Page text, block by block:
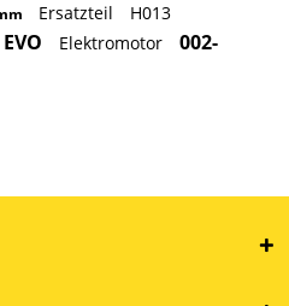
Ersatzteil H013
Elektromotor
002-